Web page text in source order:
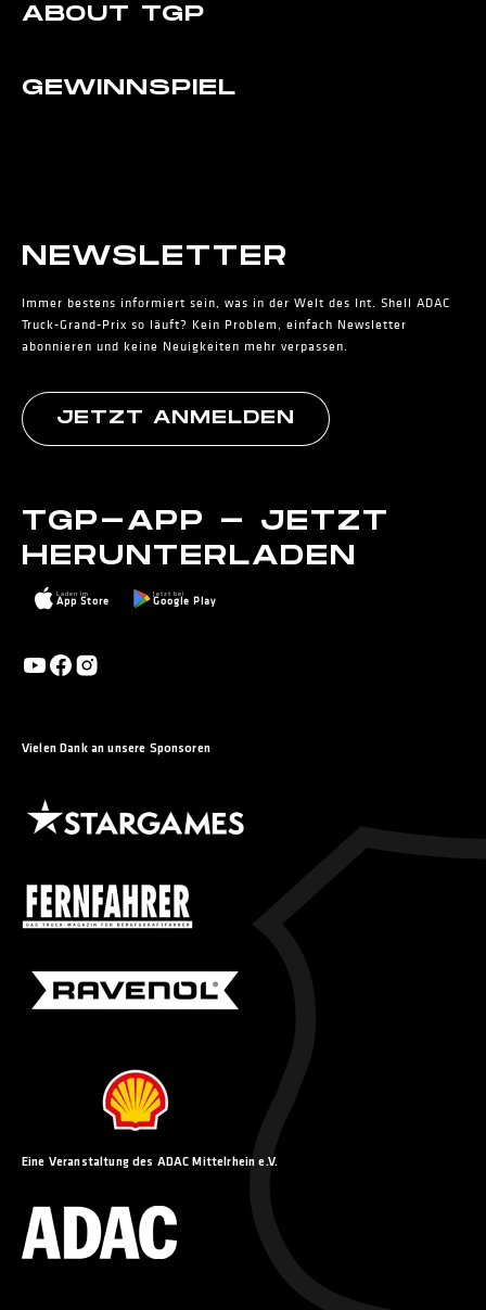
ABOUT TGP
GEWINNSPIEL
NEWS­LETTER
Immer bestens informiert sein, was in der Welt des Int. Shell ADAC
Truck-Grand-Prix so läuft? Kein Problem, einfach Newsletter
abonnieren und keine Neuigkeiten mehr verpassen.
JETZT ANMELDEN
TGP-APP - JETZT
HERUNTERLADEN
Laden im
App Store
Jetzt bei
Google Play
Vielen Dank an unsere Sponsoren
Eine Veranstaltung des ADAC Mittelrhein e.V.